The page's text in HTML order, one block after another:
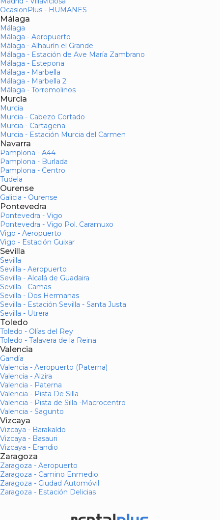
OcasionPlus - HUMANES
Málaga
Málaga
Málaga - Aeropuerto
Málaga - Alhaurín el Grande
Málaga - Estación de Ave María Zambrano
Málaga - Estepona
Málaga - Marbella
Málaga - Marbella 2
Málaga - Torremolinos
Murcia
Murcia
Murcia - Cabezo Cortado
Murcia - Cartagena
Murcia - Estación Murcia del Carmen
Navarra
Pamplona - A44
Pamplona - Burlada
Pamplona - Centro
Tudela
Ourense
Galicia - Ourense
Pontevedra
Pontevedra - Vigo
Pontevedra - Vigo Pol. Caramuxo
Vigo - Aeropuerto
Vigo - Estación Guixar
Sevilla
Sevilla
Sevilla - Aeropuerto
Sevilla - Alcalá de Guadaira
Sevilla - Camas
Sevilla - Dos Hermanas
Sevilla - Estación Sevilla - Santa Justa
Sevilla - Utrera
Toledo
Toledo - Olías del Rey
Toledo - Talavera de la Reina
Valencia
Gandía
Valencia - Aeropuerto (Paterna)
Valencia - Alzira
Valencia - Paterna
Valencia - Pista De Silla
Valencia - Pista de Silla -Macrocentro
Valencia - Sagunto
Vizcaya
Vizcaya - Barakaldo
Vizcaya - Basauri
Vizcaya - Erandio
Zaragoza
Zaragoza - Aeropuerto
Zaragoza - Camino Enmedio
Zaragoza - Ciudad Automóvil
Zaragoza - Estación Delicias